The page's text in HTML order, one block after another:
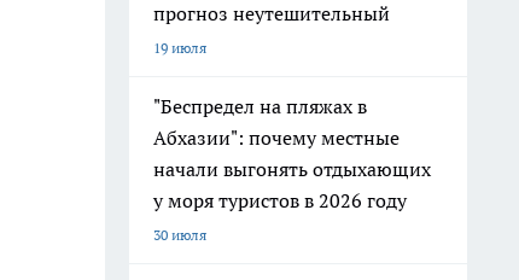
прогноз неутешительный
19 июля
"Беспредел на пляжах в
Абхазии": почему местные
начали выгонять отдыхающих
у моря туристов в 2026 году
30 июля